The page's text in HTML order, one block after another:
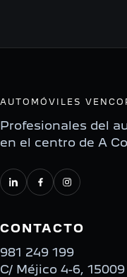
AUTOMÓVILES
Profesionales del
en el centro de A
CONTACTO
981 249 199
C/ Méjico 4-6,